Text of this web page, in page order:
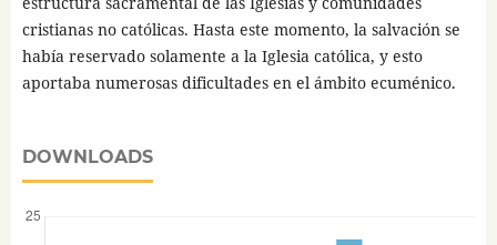
cristianas no católicas. Hasta este momento, la salvación se
había reservado solamente a la Iglesia católica, y esto
aportaba numerosas dificultades en el ámbito ecuménico.
DOWNLOADS